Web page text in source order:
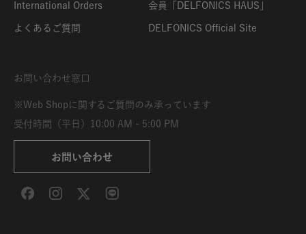
International Orders
よくあるご質問
会員「DELFONICS HAUS」
DELFONICS Official Site
お問い合わせ窓口
※Web Shopに関するご質問のみ承っています
受付時間（平日）10:00 AM - 5:00 PM
お問い合わせ